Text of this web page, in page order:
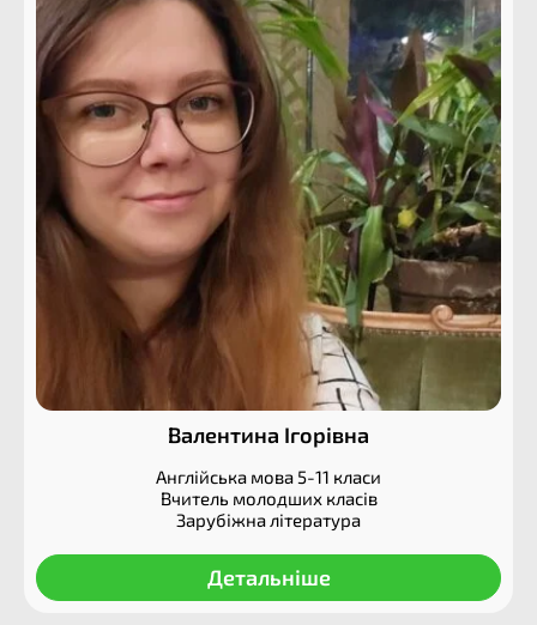
Валентина Ігорівна
Англійська мова 5-11 класи
Вчитель молодших класів
Зарубіжна література
Детальніше